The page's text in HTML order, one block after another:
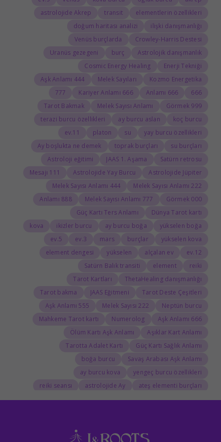
elementlerin özellikleri
transit
astrolojide Akrep
ilişki danışmanlığı
doğum haritası analizi
Crowley-Harris Destesi
Venüs burçlarda
Astrolojik danışmanlık
burç
Uranüs gezegeni
Enerji Tekniği
Cosmic Energy Healing
Kozmo Energetika
Melek Sayıları
444 Aşk Anlamı
666
666 Anlamı
666 Kariyer Anlamı
777
999 Görmek
Melek Sayısı Anlamı
Tarot Bakmak
koç burcu
ay burcu aslan
terazi burcu özellikleri
yay burcu özellikleri
su
platon
11.ev
su burçları
toprak burçları
Ay boşlukta ne demek
Satürn retrosu
JAAS 1. Aşama
Astroloji eğitimi
Astrolojide Jüpiter
Astrolojide Yay Burcu
111 Mesajı
222 Melek Sayısı Anlamı
444 Melek Sayısı Anlamı
000 Görmek
777 Melek Sayısı Anlamı
888 Anlamı
Dünya Tarot kartı
Güç Kartı Ters Anlamı
yükselen boğa
ay burcu boğa
ikizler burcu
kova
yükselen kova
burçlar
mars
3.ev
5.ev
12.ev
alçalan ev
yükselen
element dengesi
reiki
element
Satürn Balık transiti
ThetaHealing danışmanlığı
Tarot Kartları
Tarot Deste Çeşitleri
JAAS Eğitmeni
Tarot bakma
Neptün burcu
222 Melek Sayısı
555 Aşk Anlamı
666 Aşk Anlamı
Numerolog
Mahkeme Tarot kartı
Aşıklar Kart Anlamı
Ölüm Kartı Aşk Anlamı
Güç Kartı Sağlık Anlamı
Tarotta Adalet Kartı
Savaş Arabası Aşk Anlamı
boğa burcu
yengeç burcu özellikleri
ay burcu kova
ateş elementi burçları
astrolojide Ay
reiki seansı
astrolog
Doğum Haritasında Mars
Tarolog
777 Görmek
888 Manevi Anlamı